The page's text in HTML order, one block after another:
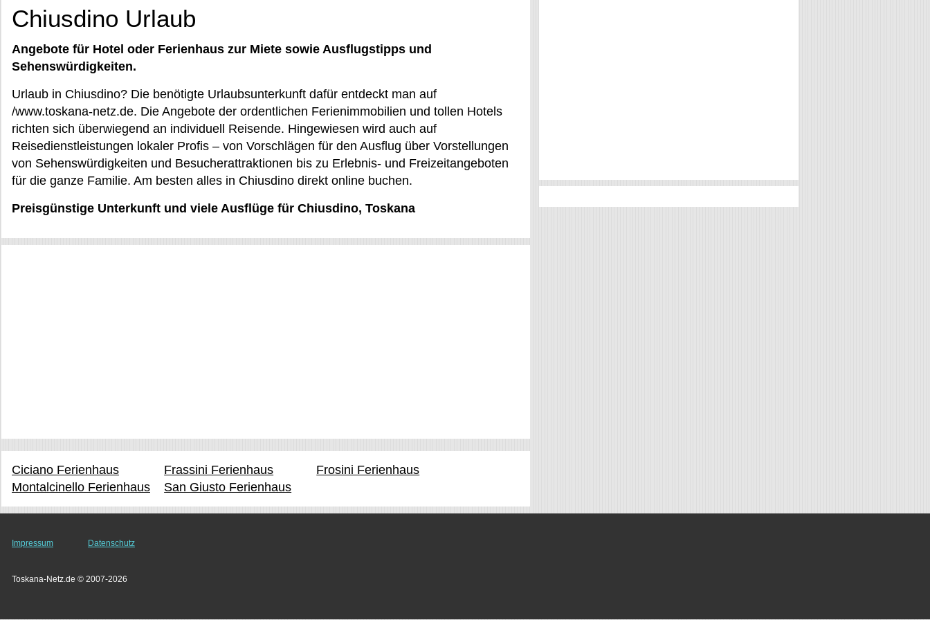
Chiusdino Urlaub
Angebote für Hotel oder Ferienhaus zur Miete sowie Ausflugstipps und
Sehenswürdigkeiten.
Urlaub in Chiusdino? Die benötigte Urlaubsunterkunft dafür entdeckt man auf
/www.toskana-netz.de. Die Angebote der ordentlichen Ferienimmobilien und tollen Hotels
richten sich überwiegend an individuell Reisende. Hingewiesen wird auch auf
Reisedienstleistungen lokaler Profis – von Vorschlägen für den Ausflug über Vorstellungen
von Sehenswürdigkeiten und Besucherattraktionen bis zu Erlebnis- und Freizeitangeboten
für die ganze Familie. Am besten alles in Chiusdino direkt online buchen.
Preisgünstige Unterkunft und viele Ausflüge für Chiusdino, Toskana
Ciciano Ferienhaus Frassini Ferienhaus
Frosini Ferienhaus
Montalcinello Ferienhaus
San Giusto Ferienhaus
Impressum Datenschutz
Toskana-Netz.de © 2007-2026